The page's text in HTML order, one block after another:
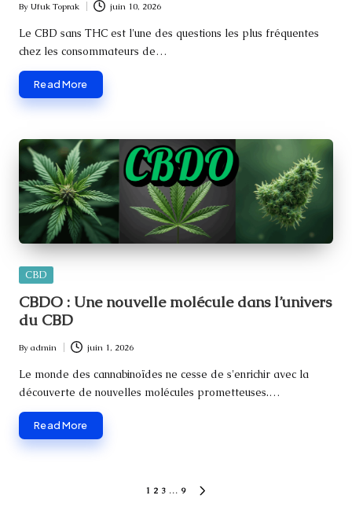
Posted
by
By Ufuk Toprak juin 10, 2026
Le CBD sans THC est l'une des questions les plus fréquentes
chez les consommateurs de…
Read More
Posted
CBD
CBDO : Une nouvelle molécule dans l’univers
du CBD
Posted
by
Byadmin juin 1, 2026
Le monde des cannabinoïdes ne cesse de s'enrichir avec la
découverte de nouvelles molécules prometteuses.…
Read More
1 2 3 … 9